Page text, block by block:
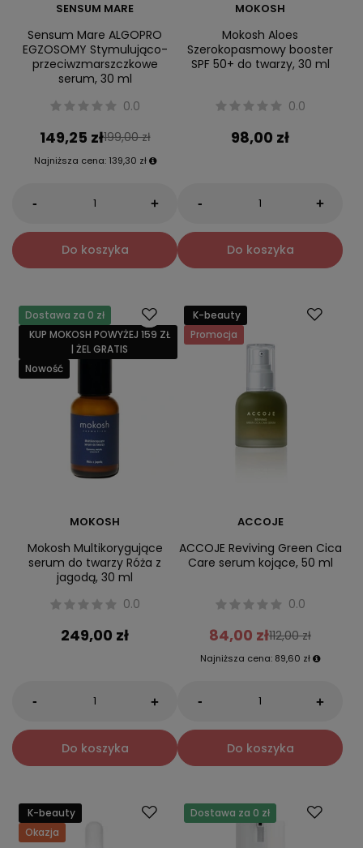
SENSUM MARE
Sensum Mare ALGOPRO
EGZOSOMY Stymulująco-
przeciwzmarszczkowe
serum, 30 ml
0.0
149,25 zł199,00 zł
Najniższa cena: 139,30 zł
- +
Do koszyka
MOKOSH
Mokosh Aloes
Szerokopasmowy booster
SPF 50+ do twarzy, 30 ml
0.0
98,00 zł
- +
Do koszyka
Dostawa za 0 zł
KUP MOKOSH POWYŻEJ 159 ZŁ
| ŻEL GRATIS
Nowość
MOKOSH
Mokosh Multikorygujące
serum do twarzy Róża z
jagodą, 30 ml
0.0
249,00 zł
- +
Do koszyka
K-beauty
Promocja
ACCOJE
ACCOJE Reviving Green Cica
Care serum kojące, 50 ml
0.0
84,00 zł112,00 zł
Najniższa cena: 89,60 zł
- +
Do koszyka
K-beauty
Okazja
Dostawa za 0 zł